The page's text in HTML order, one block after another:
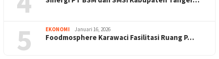
5 EKONOMI Januari 16, 2026
Foodmosphere Karawaci Fasilitasi Ruang P…